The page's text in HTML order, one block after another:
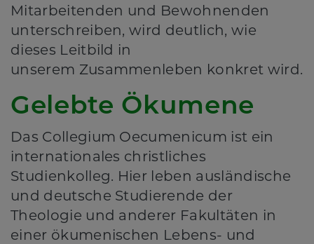
Mitarbeitenden und Bewohnenden
unterschreiben, wird deutlich, wie
dieses Leitbild in
unserem Zusammenleben konkret wird.
Gelebte Ökumene
Das Collegium Oecumenicum ist ein
internationales christliches
Studienkolleg. Hier leben ausländische
und deutsche Studierende der
Theologie und anderer Fakultäten in
einer ökumenischen Lebens- und